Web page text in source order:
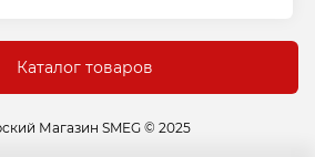
машины
Каталог товаров
Магазин SMEG © 2025